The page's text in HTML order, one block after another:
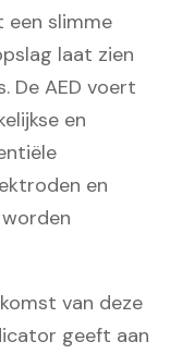
slimme
laat zien
De AED voert
en
en
van deze
geeft aan